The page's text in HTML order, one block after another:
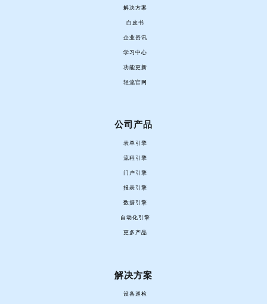
解决方案
白皮书
企业资讯
学习中心
功能更新
轻流官网
公司产品
表单引擎
流程引擎
门户引擎
报表引擎
数据引擎
自动化引擎
更多产品
解决方案
设备巡检